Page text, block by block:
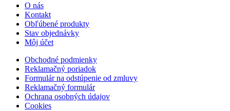
O nás
Kontakt
Obľúbené produkty
Stav objednávky
Môj účet
Obchodné podmienky
Reklamačný poriadok
Formulár na odstúpenie od zmluvy
Reklamačný formulár
Ochrana osobných údajov
Cookies